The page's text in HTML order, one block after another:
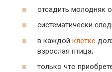
отсадить молодняк
систематически
в каждой клетке
взрослая птица;
только что